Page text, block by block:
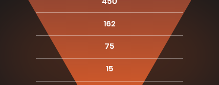
162
75
15
Доступ к базе
рассмотренных резюме
Дополнительная